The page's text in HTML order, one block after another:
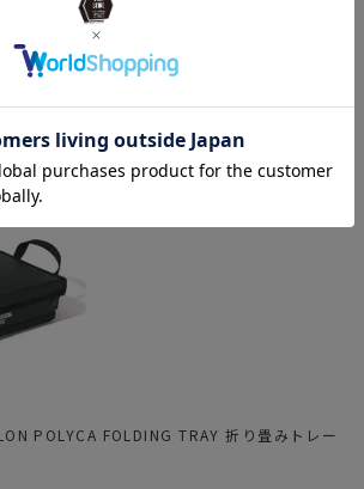
ェアにセット
たりタバコ入れたりモバイルバッテリーセ
POLYCA FOLDING TRAY 折り畳みトレー